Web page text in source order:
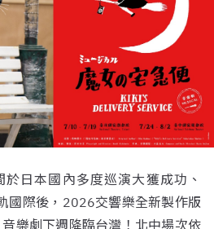
日本國內多度巡演大獲成功、
國際後，2026交響樂全新製作版
音樂劇下週降臨台灣！北中場次依